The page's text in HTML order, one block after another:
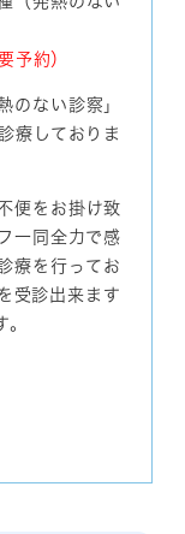
予約）
のない診察」
療しておりま
便をお掛け致
一同全力で感
療を行ってお
受診出来ます